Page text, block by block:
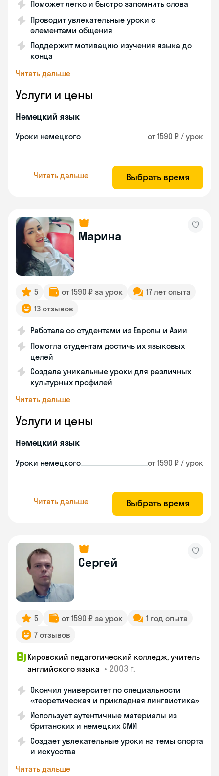
Поможет легко и быстро запомнить слова
Проводит увлекательные уроки с
элементами общения
Поддержит мотивацию изучения языка до
конца
Читать дальше
Услуги и цены
Немецкий язык
Уроки немецкого от 1590 ₽ / урок
Читать дальше Выбрать время
Марина
5 от 1590 ₽ за урок
17 лет опыта
13 отзывов
Работала со студентами из Европы и Азии
Помогла студентам достичь их языковых
целей
Создала уникальные уроки для различных
культурных профилей
Читать дальше
Услуги и цены
Немецкий язык
Уроки немецкого от 1590 ₽ / урок
Читать дальше Выбрать время
Сергей
5 от 1590 ₽ за урок
1 год опыта
7 отзывов
Кировский педагогический колледж, учитель
английского языка • 2003 г.
Окончил университет по специальности
«теоретическая и прикладная лингвистика»
Использует аутентичные материалы из
британских и немецких СМИ
Создает увлекательные уроки на темы спорта
и искусства
Читать дальше